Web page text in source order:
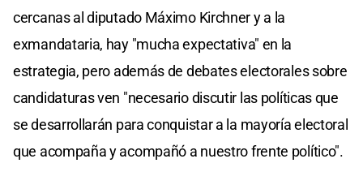
cercanas al diputado Máximo Kirchner y a la
exmandataria, hay "mucha expectativa" en la
estrategia, pero además de debates electorales sobre
candidaturas ven "necesario discutir las políticas que
se desarrollarán para conquistar a la mayoría electoral
que acompaña y acompañó a nuestro frente político".